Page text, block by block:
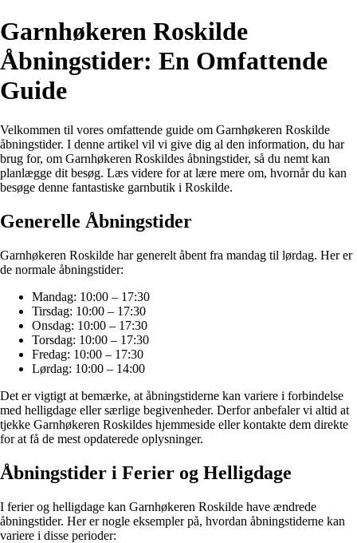
Garnhøkeren Roskilde
Åbningstider: En Omfattende
Guide
Velkommen til vores omfattende guide om Garnhøkeren Roskilde
åbningstider. I denne artikel vil vi give dig al den information, du har
brug for, om Garnhøkeren Roskildes åbningstider, så du nemt kan
planlægge dit besøg. Læs videre for at lære mere om, hvornår du kan
besøge denne fantastiske garnbutik i Roskilde.
Generelle Åbningstider
Garnhøkeren Roskilde har generelt åbent fra mandag til lørdag. Her er
de normale åbningstider:
Mandag: 10:00 – 17:30
Tirsdag: 10:00 – 17:30
Onsdag: 10:00 – 17:30
Torsdag: 10:00 – 17:30
Fredag: 10:00 – 17:30
Lørdag: 10:00 – 14:00
Det er vigtigt at bemærke, at åbningstiderne kan variere i forbindelse
med helligdage eller særlige begivenheder. Derfor anbefaler vi altid at
tjekke Garnhøkeren Roskildes hjemmeside eller kontakte dem direkte
for at få de mest opdaterede oplysninger.
Åbningstider i Ferier og Helligdage
I ferier og helligdage kan Garnhøkeren Roskilde have ændrede
åbningstider. Her er nogle eksempler på, hvordan åbningstiderne kan
variere i disse perioder: